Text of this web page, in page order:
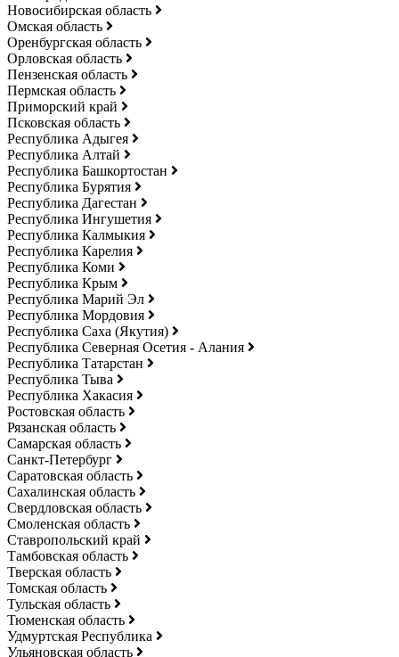
Новосибирская область
Омская область
Оренбургская область
Орловская область
Пензенская область
Пермская область
Приморский край
Псковская область
Республика Адыгея
Республика Алтай
Республика Башкортостан
Республика Бурятия
Республика Дагестан
Республика Ингушетия
Республика Калмыкия
Республика Карелия
Республика Коми
Республика Крым
Республика Марий Эл
Республика Мордовия
Республика Саха (Якутия)
Республика Северная Осетия - Алания
Республика Татарстан
Республика Тыва
Республика Хакасия
Ростовская область
Рязанская область
Самарская область
Санкт-Петербург
Саратовская область
Сахалинская область
Свердловская область
Смоленская область
Ставропольский край
Тамбовская область
Тверская область
Томская область
Тульская область
Тюменская область
Удмуртская Республика
Ульяновская область